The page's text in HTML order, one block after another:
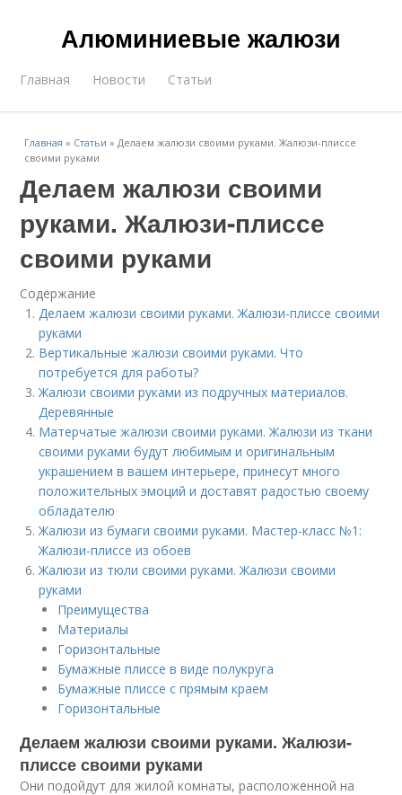
Алюминиевые жалюзи
Главная Новости Статьи
Главная » Статьи »Делаем жалюзи своими руками. Жалюзи-плиссе
своими руками
Делаем жалюзи своими
руками. Жалюзи-плиссе
своими руками
Содержание
Делаем жалюзи своими руками. Жалюзи-плиссе своими
руками
Вертикальные жалюзи своими руками. Что
потребуется для работы?
Жалюзи своими руками из подручных материалов.
Деревянные
Матерчатые жалюзи своими руками. Жалюзи из ткани
своими руками будут любимым и оригинальным
украшением в вашем интерьере, принесут много
положительных эмоций и доставят радостью своему
обладателю
Жалюзи из бумаги своими руками. Мастер-класс №1:
Жалюзи-плиссе из обоев
Жалюзи из тюли своими руками. Жалюзи своими
руками
Преимущества
Материалы
Горизонтальные
Бумажные плиссе в виде полукруга
Бумажные плиссе с прямым краем
Горизонтальные
Делаем жалюзи своими руками. Жалюзи-
плиссе своими руками
Они подойдут для жилой комнаты, расположенной на